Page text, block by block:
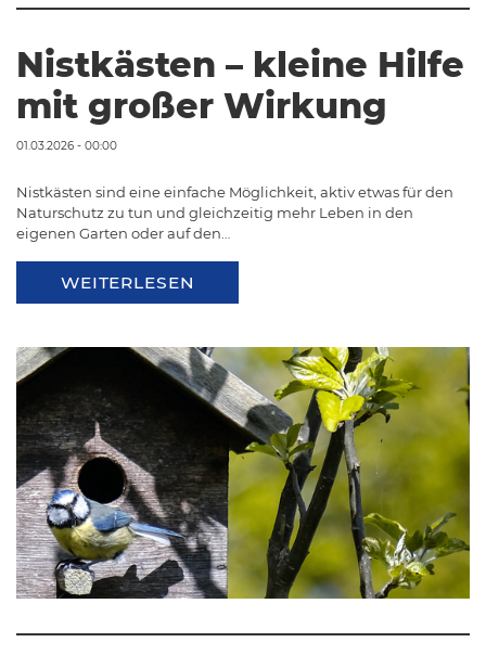
Nistkästen – kleine Hilfe
mit großer Wirkung
01.03.2026 - 00:00
Nistkästen sind eine einfache Möglichkeit, aktiv etwas für den
Naturschutz zu tun und gleichzeitig mehr Leben in den
eigenen Garten oder auf den…
WEITERLESEN